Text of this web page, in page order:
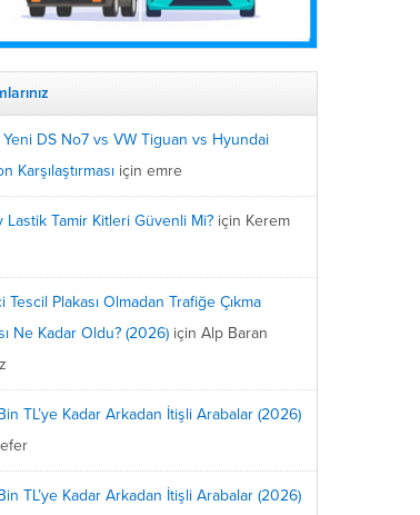
DS No7 vs VW Tiguan vs Hyundai
Karşılaştırması için emre
Lastik Tamir Kitleri Güvenli Mi? için Kerem
Tescil Plakası Olmadan Trafiğe Çıkma
Ne Kadar Oldu? (2026) için Alp Baran
TL’ye Kadar Arkadan İtişli Arabalar (2026)
TL’ye Kadar Arkadan İtişli Arabalar (2026)